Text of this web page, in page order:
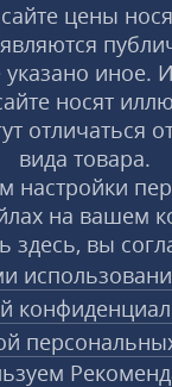
цены
указано иное.
носят
отличаться
вида товара.
настройки
на вашем
здесь, вы